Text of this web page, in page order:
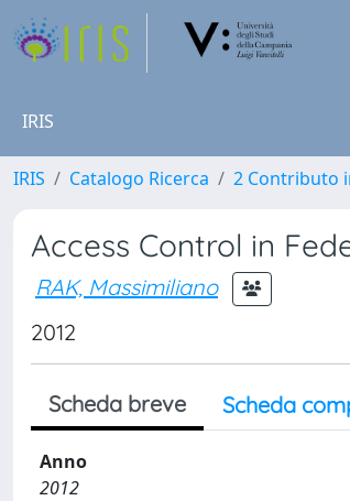
IRIS
IRIS Catalogo Ricerca 2 Contributo
Access Control in
RAK, Massimiliano
2012
Scheda breve Scheda
Anno
2012